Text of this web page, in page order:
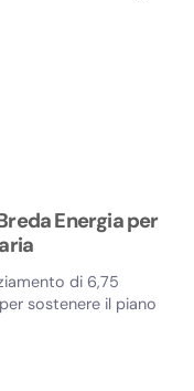
Energia per
di 6,75
sostenere il piano